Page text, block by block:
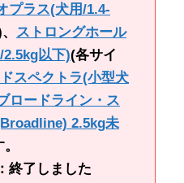
プラス(犬用/1.4-
ストロングホール
2.5kg以下)(各サイ
スペクトラ(小型犬
ロードライン・ス
2.5kg未
終了しました